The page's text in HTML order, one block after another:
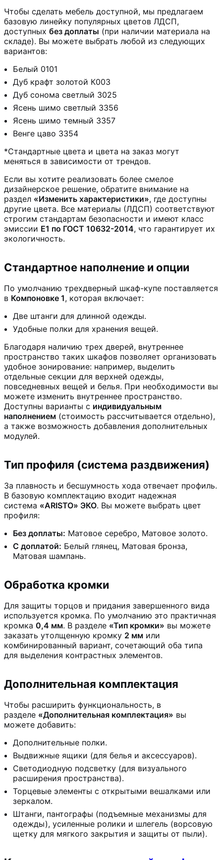
Чтобы сделать мебель доступной, мы предлагаем
базовую линейку популярных цветов ЛДСП,
доступных без доплаты (при наличии материала на
складе). Вы можете выбрать любой из следующих
вариантов:
Белый 0101
Дуб крафт золотой К003
Дуб сонома светлый 3025
Ясень шимо светлый 3356
Ясень шимо темный 3357
Венге цаво 3354
*Стандартные цвета и цвета на заказ могут
меняться в зависимости от трендов.
Если вы хотите реализовать более смелое
дизайнерское решение, обратите внимание на
раздел «Изменить характеристики», где доступны
другие цвета. Все материалы (ЛДСП) соответствуют
строгим стандартам безопасности и имеют класс
эмиссии Е1 по ГОСТ 10632-2014, что гарантирует их
экологичность.
Стандартное наполнение и опции
По умолчанию трехдверный шкаф-купе поставляется
в Компоновке 1, которая включает:
Две штанги для длинной одежды.
Удобные полки для хранения вещей.
Благодаря наличию трех дверей, внутреннее
пространство таких шкафов позволяет организовать
удобное зонирование: например, выделить
отдельные секции для верхней одежды,
повседневных вещей и белья. При необходимости вы
можете изменить внутреннее пространство.
Доступны варианты с индивидуальным
наполнением (стоимость рассчитывается отдельно),
а также возможность добавления дополнительных
модулей.
Тип профиля (система раздвижения)
За плавность и бесшумность хода отвечает профиль.
В базовую комплектацию входит надежная
система «ARISTO» ЭКО. Вы можете выбрать цвет
профиля:
Без доплаты: Матовое серебро, Матовое золото.
С доплатой: Белый глянец, Матовая бронза,
Матовая шампань.
Обработка кромки
Для защиты торцов и придания завершенного вида
используется кромка. По умолчанию это практичная
кромка 0,4 мм. В разделе «Тип кромки» вы можете
заказать утолщенную кромку 2 мм или
комбинированный вариант, сочетающий оба типа
для выделения контрастных элементов.
Дополнительная комплектация
Чтобы расширить функциональность, в
разделе «Дополнительная комплектация» вы
можете добавить:
Дополнительные полки.
Выдвижные ящики (для белья и аксессуаров).
Светодиодную подсветку (для визуального
расширения пространства).
Торцевые элементы с открытыми вешалками или
зеркалом.
Штанги, пантографы (подъемные механизмы для
одежды), усиленные ролики и шлегель (ворсовую
щетку для мягкого закрытия и защиты от пыли).